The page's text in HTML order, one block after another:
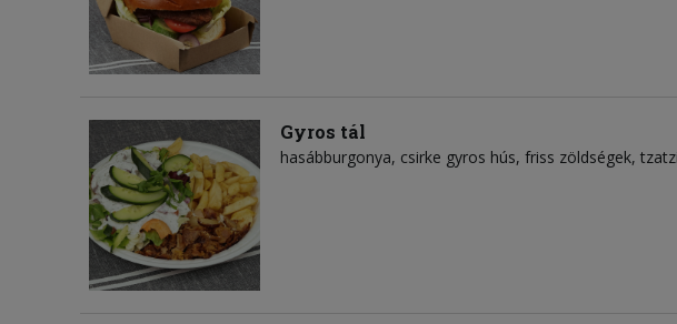
Gyros tál
hasábburgonya csirke gyros hús friss zöldségek